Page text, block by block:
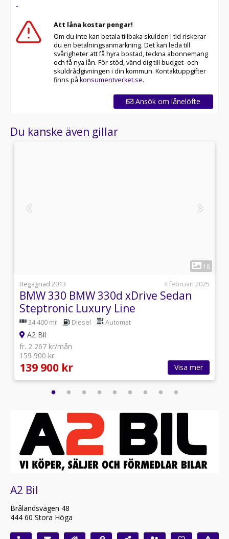
-
Att låna kostar pengar!
Om du inte kan betala tillbaka skulden i tid riskerar
du en betalningsanmärkning. Det kan leda till
svårigheter att få hyra bostad, teckna abonnemang
och få nya lån. För stöd, vänd dig till budget- och
skuldrådgivningen i din kommun. Kontaktuppgifter
finns på konsumentverket.se.
Ansök om lånelöfte
Du kanske även gillar
18
Begagnad 2013
4 februari 2025
BMW 330 BMW 330d xDrive Sedan
Steptronic Luxury Line
24 400 mil Diesel Automat
A2 Bil
fr. 2 267 kr/mån
159 900 kr
139 900 kr Visa mer
A2 Bil
Brålandsvägen 48
444 60 Stora Höga